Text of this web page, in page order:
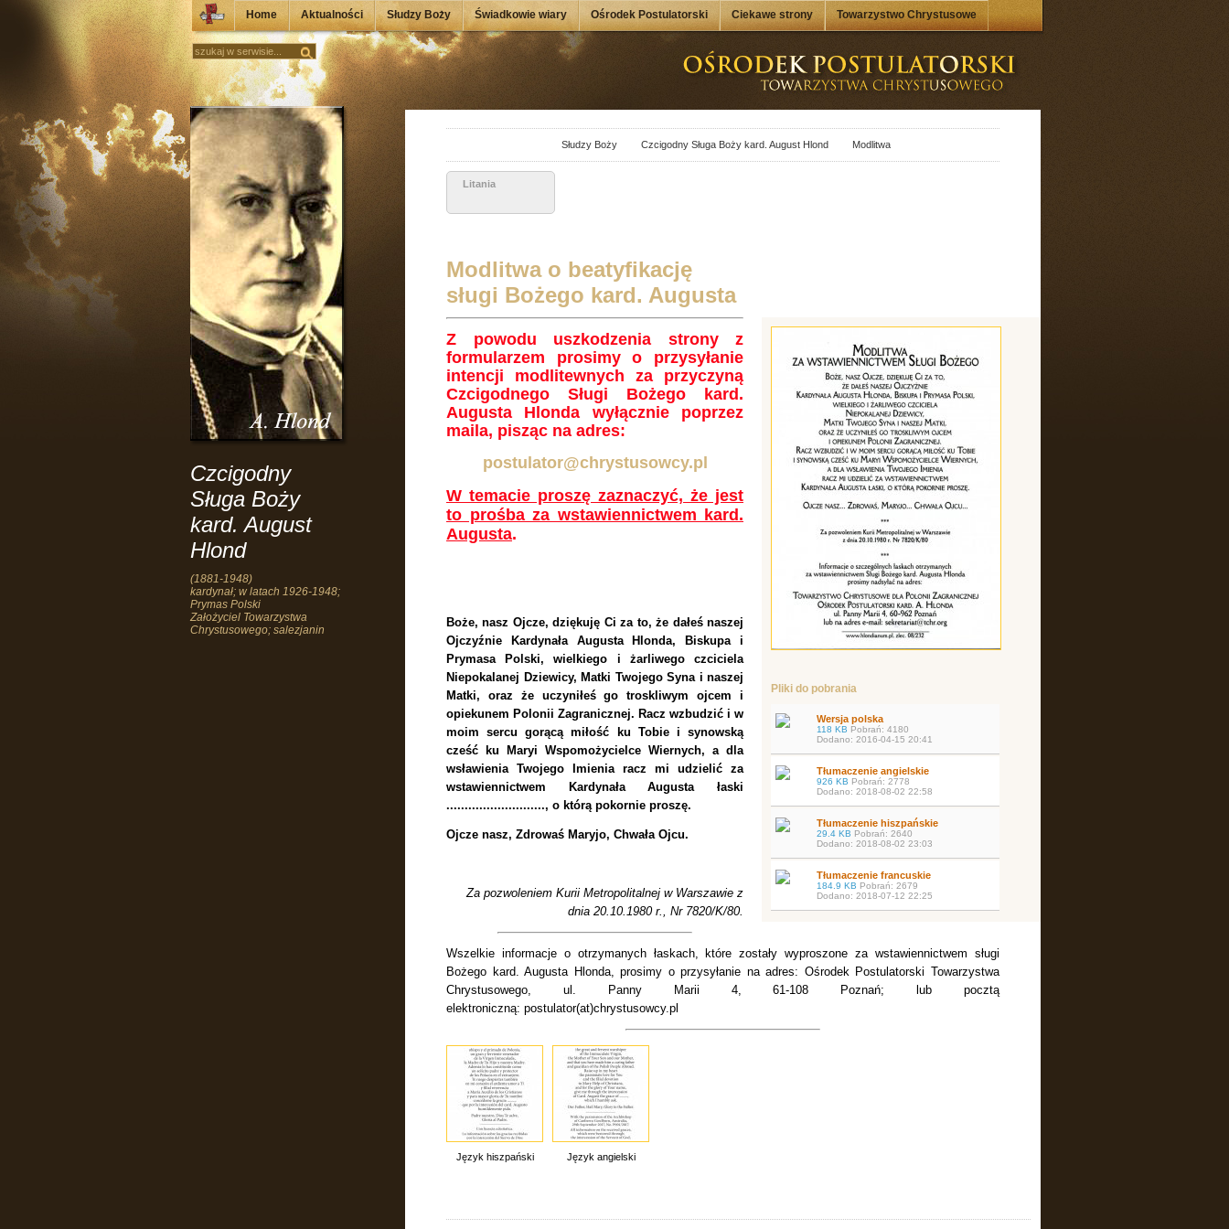
Home Aktualności Słudzy Boży Świadkowie wiary Ośrodek Postulatorski Ciekawe strony Towarzystwo Chrystusowe
Czcigodny
Sługa Boży
kard. August
Hlond
(1881-1948)
kardynał; w latach 1926-1948;
Prymas Polski
Założyciel Towarzystwa
Chrystusowego; salezjanin
Słudzy Boży Czcigodny Sługa Boży kard. August Hlond Modlitwa
Litania
Modlitwa o beatyfikację
sługi Bożego kard. Augusta
Pliki do pobrania
Wersja polska
118 KB Pobrań: 4180
Dodano: 2016-04-15 20:41
Tłumaczenie angielskie
926 KB Pobrań: 2778
Dodano: 2018-08-02 22:58
Tłumaczenie hiszpańskie
29.4 KB Pobrań: 2640
Dodano: 2018-08-02 23:03
Tłumaczenie francuskie
184.9 KB Pobrań: 2679
Dodano: 2018-07-12 22:25
Z powodu uszkodzenia strony z
formularzem prosimy o przysyłanie
intencji modlitewnych za przyczyną
Czcigodnego Sługi Bożego kard.
Augusta Hlonda wyłącznie poprzez
maila, pisząc na adres:
postulator@chrystusowcy.pl
W temacie proszę zaznaczyć, że jest
to prośba za wstawiennictwem kard.
Augusta.
Boże, nasz Ojcze, dziękuję Ci za to, że dałeś naszej
Ojczyźnie Kardynała Augusta Hlonda, Biskupa i
Prymasa Polski, wielkiego i żarliwego czciciela
Niepokalanej Dziewicy, Matki Twojego Syna i naszej
Matki, oraz że uczyniłeś go troskliwym ojcem i
opiekunem Polonii Zagranicznej. Racz wzbudzić i w
moim sercu gorącą miłość ku Tobie i synowską
cześć ku Maryi Wspomożycielce Wiernych, a dla
wsławienia Twojego Imienia racz mi udzielić za
wstawiennictwem Kardynała Augusta łaski
..........................., o którą pokornie proszę.
Ojcze nasz, Zdrowaś Maryjo, Chwała Ojcu.
Za pozwoleniem Kurii Metropolitalnej w Warszawie z
dnia 20.10.1980 r., Nr 7820/K/80.
Wszelkie informacje o otrzymanych łaskach, które zostały wyproszone za wstawiennictwem sługi
Bożego kard. Augusta Hlonda, prosimy o przysyłanie na adres: Ośrodek Postulatorski Towarzystwa
Chrystusowego, ul. Panny Marii 4, 61-108 Poznań; lub pocztą
elektroniczną: postulator(at)chrystusowcy.pl
Język hiszpański Język angielski